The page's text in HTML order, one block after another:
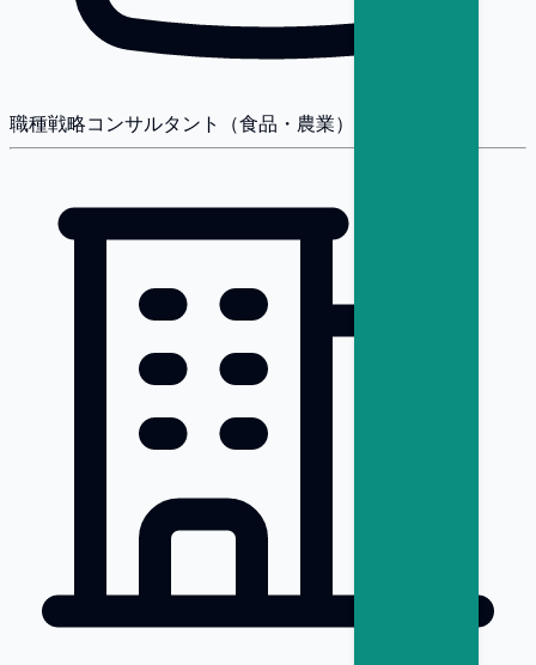
職種戦略コンサルタント（食品・農業）